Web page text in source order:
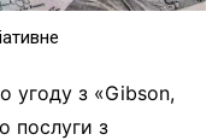
угоду з «Gibson,
послуги з